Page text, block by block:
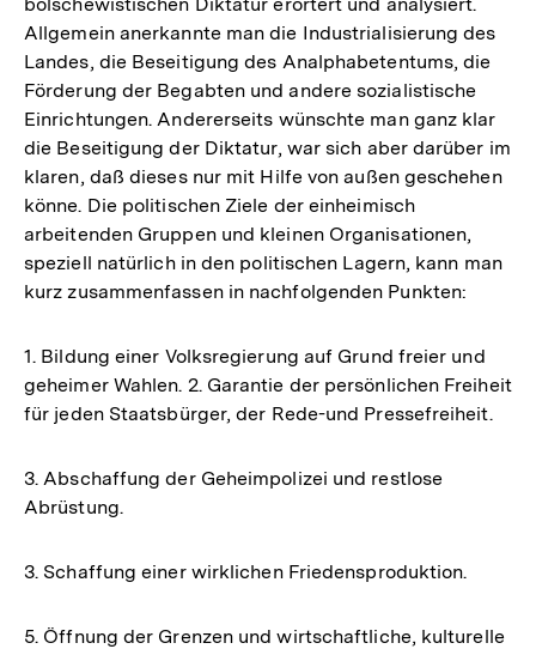
Allgemein anerkannte man die Industrialisierung des
Landes, die Beseitigung des Analphabetentums, die
Förderung der Begabten und andere sozialistische
Einrichtungen. Andererseits wünschte man ganz klar
die Beseitigung der Diktatur, war sich aber darüber im
klaren, daß dieses nur mit Hilfe von außen geschehen
könne. Die politischen Ziele der einheimisch
arbeitenden Gruppen und kleinen Organisationen,
speziell natürlich in den politischen Lagern, kann man
kurz zusammenfassen in nachfolgenden Punkten:
1. Bildung einer Volksregierung auf Grund freier und
geheimer Wahlen. 2. Garantie der persönlichen Freiheit
für jeden Staatsbürger, der Rede-und Pressefreiheit.
3. Abschaffung der Geheimpolizei und restlose
Abrüstung.
3. Schaffung einer wirklichen Friedensproduktion.
5. Öffnung der Grenzen und wirtschaftliche, kulturelle